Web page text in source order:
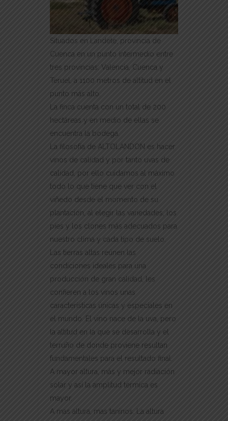
Situados en Landete, provincia de
Cuenca en un punto intermedio entre
tres provincias: Valencia, Cuenca y
Teruel, a 1100 metros de altitud en el
punto más alto.
La finca cuenta con un total de 200
hectáreas y en medio de ellas se
encuentra la bodega.
La filosofía de ALTOLANDON es hacer
vinos de calidad y por tanto uvas de
calidad, por ello cuidamos al máximo
todo lo que tiene que ver con el
viñedo desde el momento de su
plantación, al elegir las variedades, los
pies y los clones más adecuados para
nuestro clima y cada tipo de suelo.
Las tierras altas reúnen las
condiciones ideales para una
producción de gran calidad, les
confieren a los vinos unas
características únicas y especiales en
el mundo. El vino nace de la uva, pero
la altitud en la que se desarrolla y el
terruño de donde proviene resultan
fundamentales para el resultado final.
A mayor altura, más y mejor radiación
solar y así la amplitud térmica es
mayor.
A mas altura, mas taninos. La altura